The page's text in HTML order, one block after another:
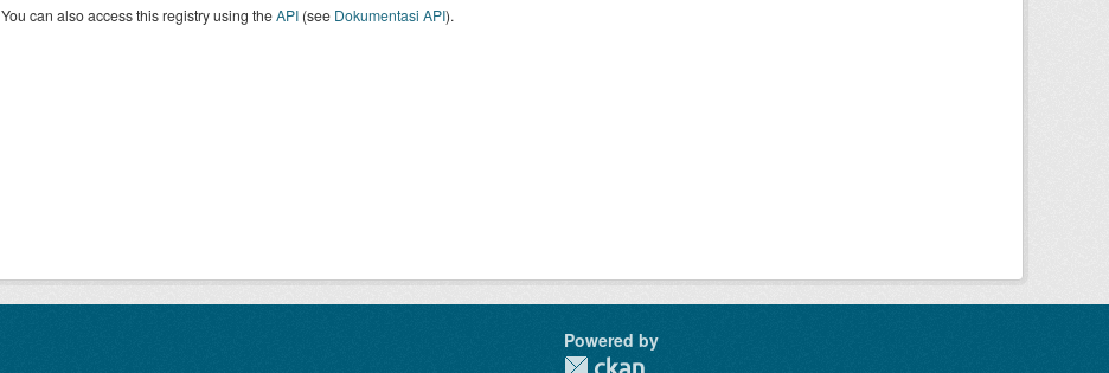
You can also access this registry using theAPI(see Dokumentasi API).
Powered by